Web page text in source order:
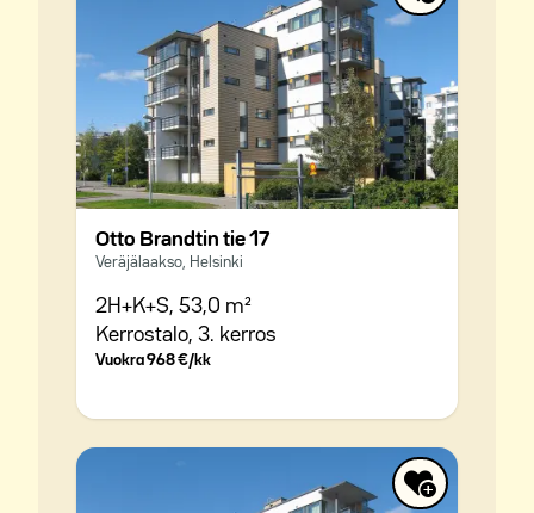
Otto Brandtin tie 17
Veräjälaakso, Helsinki
2H+K+S, 53,0 m²
Kerrostalo, 3. kerros
Vuokra968 €/kk